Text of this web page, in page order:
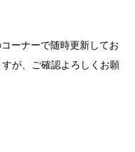
ーナーで随時更新してお
が、ご確認よろしくお願